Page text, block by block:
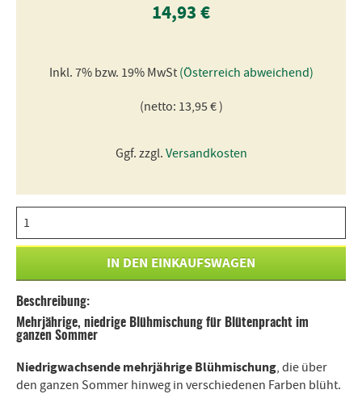
14,93 €
Inkl. 7% bzw. 19% MwSt (Österreich abweichend)
(netto: 13,95 € )
Ggf. zzgl. Versandkosten
Beschreibung:
Mehrjährige, niedrige Blühmischung für Blütenpracht im
ganzen Sommer
Niedrigwachsende mehrjährige Blühmischung, die über
den ganzen Sommer hinweg in verschiedenen Farben blüht.